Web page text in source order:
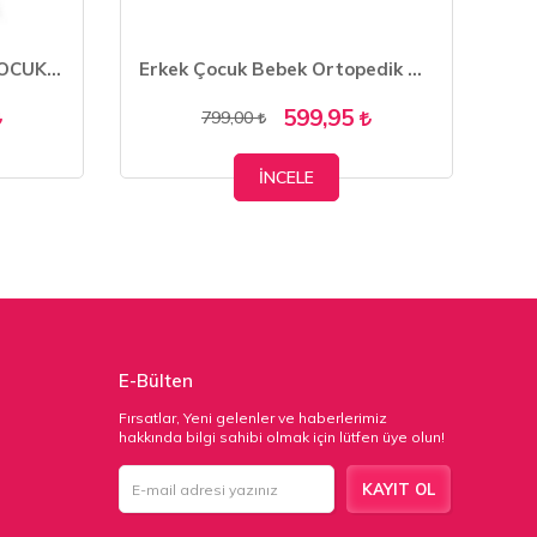
KAPTAN JUNİOR ERKEK ÇOCUK BOT KÜRKLÜ TRAKİNG PCTRE 500 Erkek Çocuk Bebek Ortopedik Ayakkabı Sandalet BBRE 100
799,00 599,95
İNCELE
E-Bülten
Fırsatlar, Yeni gelenler ve haberlerimiz
hakkında bilgi sahibi olmak için lütfen üye olun!
KAYIT OL